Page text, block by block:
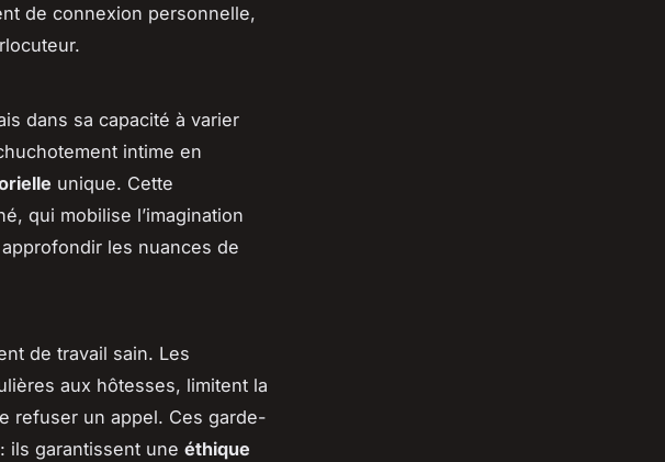
de connexion personnelle,
dans sa capacité à varier
intime en
unique. Cette
qui mobilise l’imagination
les nuances de
de travail sain. Les
aux hôtesses, limitent la
refuser un appel. Ces garde-
ils garantissent une éthique